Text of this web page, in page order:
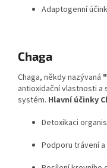
Adaptogenní
Chaga
Chaga, někdy nazývaná
antioxidační vlastnosti
systém. Hlavní účinky
Detoxikaci
Podporu trávení